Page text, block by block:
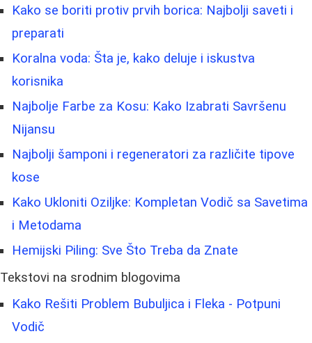
Kako se boriti protiv prvih borica: Najbolji saveti i
preparati
Koralna voda: Šta je, kako deluje i iskustva
korisnika
Najbolje Farbe za Kosu: Kako Izabrati Savršenu
Nijansu
Najbolji šamponi i regeneratori za različite tipove
kose
Kako Ukloniti Oziljke: Kompletan Vodič sa Savetima
i Metodama
Hemijski Piling: Sve Što Treba da Znate
Tekstovi na srodnim blogovima
Kako Rešiti Problem Bubuljica i Fleka - Potpuni
Vodič